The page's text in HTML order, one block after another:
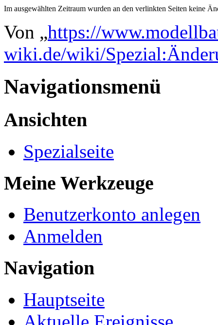
Im ausgewählten Zeitraum wurden an den verlinkten Seiten keine
Von „https://
wiki.de/wiki/
Navigationsmenü
Ansichten
Spezialseite
Meine Werkzeuge
Benutzerkonto anlegen
Anmelden
Navigation
Hauptseite